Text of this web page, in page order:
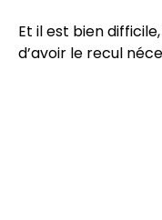
Et il est bien
d’avoir le recul